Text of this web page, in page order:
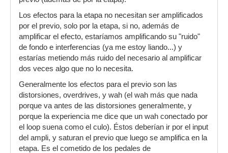
Los efectos para la etapa no necesitan ser amplificados
por el previo, solo por la etapa, si no, además de
amplificar el efecto, estaríamos amplificando su "ruido"
de fondo e interferencias (ya me estoy liando...) y
estarías metiendo más ruido del necesario al amplificar
dos veces algo que no lo necesita.
Generalmente los efectos para el previo son las
distorsiones, overdrives, y wah (el wah más que nada
porque va antes de las distorsiones generalmente, y
porque la experiencia me dice que un wah conectado por
el loop suena como el culo). Éstos deberían ir por el input
del ampli, y saturan el previo que luego se amplifica en la
etapa. Es el cometido de los pedales de